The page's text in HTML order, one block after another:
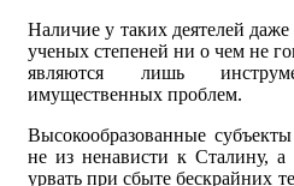
Наличие у таких деятелей
ученых степеней ни о чем не
являются лишь
имущественных проблем.
Высокообразованные
не из ненависти к Сталину, а
урвать при сбыте бескрайних